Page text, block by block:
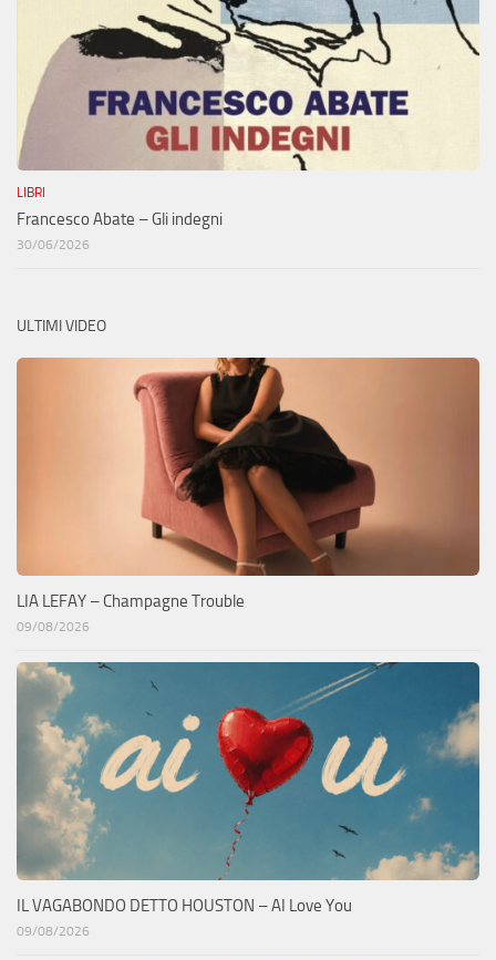
LIBRI
Francesco Abate – Gli indegni
30/06/2026
ULTIMI VIDEO
LIA LEFAY – Champagne Trouble
09/08/2026
IL VAGABONDO DETTO HOUSTON – AI Love You
09/08/2026